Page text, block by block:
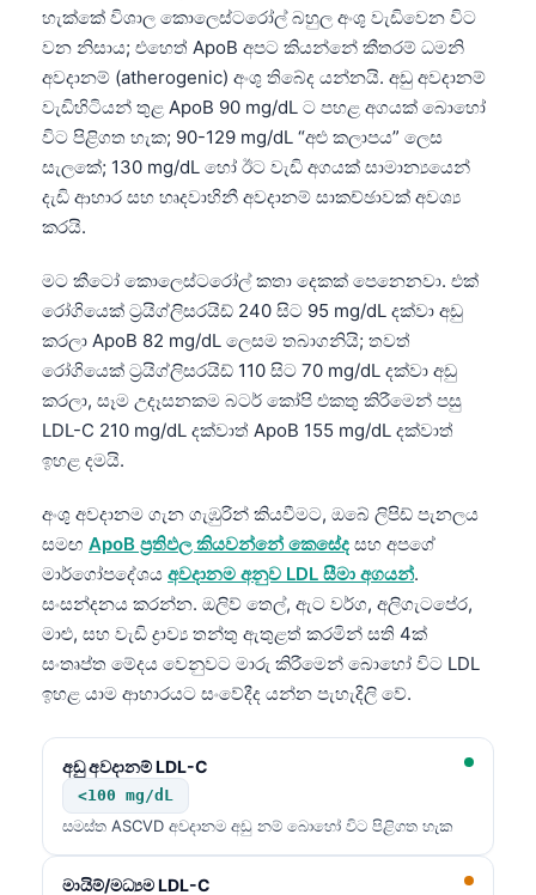
හැක්කේ විශාල කොලෙස්ටරෝල් බහුල අංශු වැඩිවෙන විට
වන නිසාය; එහෙත් ApoB අපට කියන්නේ කීතරම් ධමනි
අවදානම් (atherogenic) අංශු තිබේද යන්නයි. අඩු අවදානම්
වැඩිහිටියන් තුළ ApoB 90 mg/dL ට පහළ අගයක් බොහෝ
විට පිළිගත හැක; 90-129 mg/dL “අළු කලාපය” ලෙස
සැලකේ; 130 mg/dL හෝ ඊට වැඩි අගයක් සාමාන්‍යයෙන්
දැඩි ආහාර සහ හෘදවාහිනී අවදානම් සාකච්ඡාවක් අවශ්‍ය
කරයි.
මට කීටෝ කොලෙස්ටරෝල් කතා දෙකක් පෙනෙනවා. එක්
රෝගියෙක් ට්‍රයිග්ලිසරයිඩ් 240 සිට 95 mg/dL දක්වා අඩු
කරලා ApoB 82 mg/dL ලෙසම තබාගනියි; තවත්
රෝගියෙක් ට්‍රයිග්ලිසරයිඩ් 110 සිට 70 mg/dL දක්වා අඩු
කරලා, සෑම උදෑසනකම බටර් කෝපි එකතු කිරීමෙන් පසු
LDL-C 210 mg/dL දක්වාත් ApoB 155 mg/dL දක්වාත්
ඉහළ දමයි.
අංශු අවදානම ගැන ගැඹුරින් කියවීමට, ඔබේ ලිපිඩ් පැනලය
සමඟ ApoB ප්‍රතිඵල කියවන්නේ කෙසේද සහ අපගේ
මාර්ගෝපදේශය අවදානම අනුව LDL සීමා අගයන්.
සංසන්දනය කරන්න. ඔලිව් තෙල්, ඇට වර්ග, අලිගැටපේර,
මාළු, සහ වැඩි ද්‍රාව්‍ය තන්තු ඇතුළත් කරමින් සති 4ක්
සංතෘප්ත මේදය වෙනුවට මාරු කිරීමෙන් බොහෝ විට LDL
ඉහළ යාම ආහාරයට සංවේදීද යන්න පැහැදිලි වේ.
අඩු අවදානම් LDL-C
<100 mg/dL
සමස්ත ASCVD අවදානම අඩු නම් බොහෝ විට පිළිගත හැක
මායිම්/මධ්‍යම LDL-C